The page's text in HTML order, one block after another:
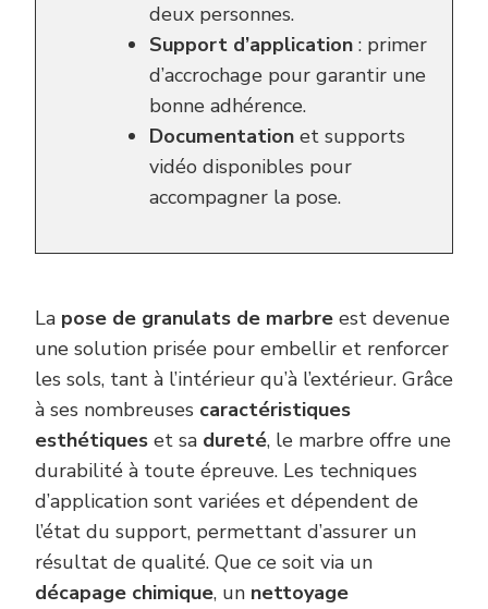
deux personnes.
Support d’application : primer
d’accrochage pour garantir une
bonne adhérence.
Documentation et supports
vidéo disponibles pour
accompagner la pose.
La pose de granulats de marbre est devenue
une solution prisée pour embellir et renforcer
les sols, tant à l’intérieur qu’à l’extérieur. Grâce
à ses nombreuses caractéristiques
esthétiques et sa dureté, le marbre offre une
durabilité à toute épreuve. Les techniques
d’application sont variées et dépendent de
l’état du support, permettant d’assurer un
résultat de qualité. Que ce soit via un
décapage chimique, un nettoyage